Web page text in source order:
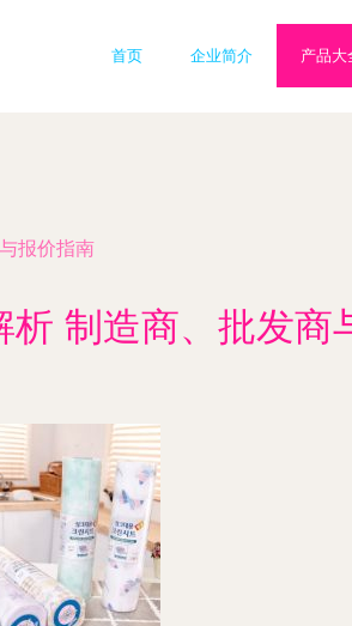
首页 企业简介 产品大
报价指南
制造商、批发商